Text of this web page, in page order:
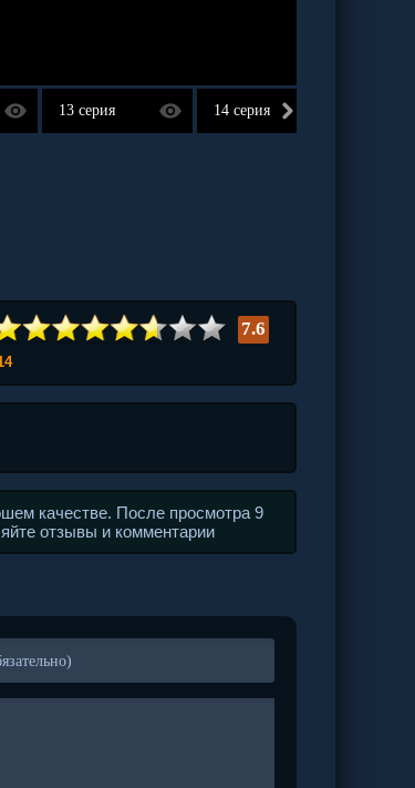
13 серия 14 серия
7.6
качестве. После просмотра 9
отзывы и комментарии